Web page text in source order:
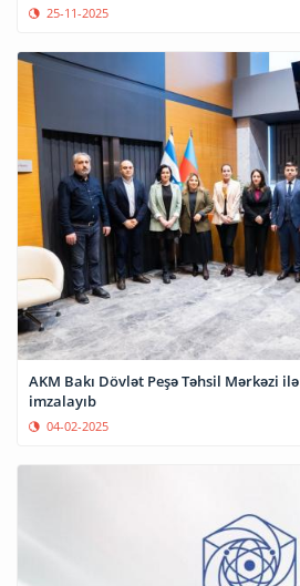
25-11-2025
AKM Bakı Dövlət Peşə Təhsil Mərkəzi
imzalayıb
04-02-2025